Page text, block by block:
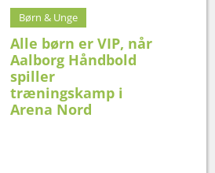
Børn & Unge
Alle børn er VIP, når
Aalborg Håndbold
spiller
træningskamp i
Arena Nord